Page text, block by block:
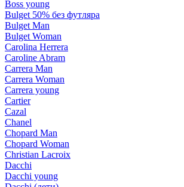
Boss young
Bulget 50% без футляра
Bulget Man
Bulget Woman
Carolina Herrera
Caroline Abram
Carrera Man
Carrera Woman
Carrera young
Cartier
Cazal
Chanel
Chopard Man
Chopard Woman
Christian Lacroix
Dacchi
Dacchi young